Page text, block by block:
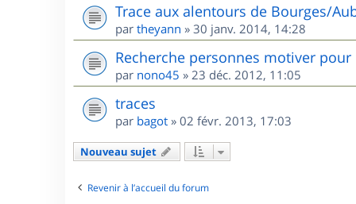
Trace aux alentours de Bourges/
par theyann » 30 janv. 2014, 14:28
Recherche personnes motiver
par nono45 » 23 déc. 2012, 11:05
traces
par bagot » 02 févr. 2013, 17:03
Nouveau sujet
Revenir à l’accueil du forum